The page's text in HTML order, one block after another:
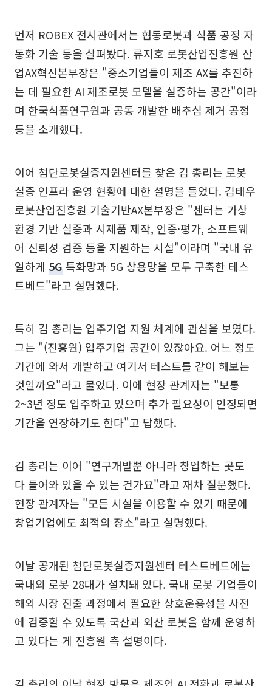
먼저 ROBEX 전시관에서는 협동로봇과 식품 공정 자
동화 기술 등을 살펴봤다. 류지호 로봇산업진흥원 산
업AX혁신본부장은 "중소기업들이 제조 AX를 추진하
는 데 필요한 AI 제조로봇 모델을 실증하는 공간"이라
며 한국식품연구원과 공동 개발한 배추심 제거 공정
등을 소개했다.
이어 첨단로봇실증지원센터를 찾은 김 총리는 로봇
실증 인프라 운영 현황에 대한 설명을 들었다. 김태우
로봇산업진흥원 기술기반AX본부장은 "센터는 가상
환경 기반 실증과 시제품 제작, 인증·평가, 소프트웨
어 신뢰성 검증 등을 지원하는 시설"이라며 "국내 유
일하게 5G 특화망과 5G 상용망을 모두 구축한 테스
트베드"라고 설명했다.
특히 김 총리는 입주기업 지원 체계에 관심을 보였다.
그는 "(진흥원) 입주기업 공간이 있잖아요. 어느 정도
기간에 와서 개발하고 여기서 테스트를 같이 해보는
것일까요"라고 물었다. 이에 현장 관계자는 "보통
2~3년 정도 입주하고 있으며 추가 필요성이 인정되면
기간을 연장하기도 한다"고 답했다.
김 총리는 이어 "연구개발뿐 아니라 창업하는 곳도
다 들어와 있을 수 있는 건가요"라고 재차 질문했다.
현장 관계자는 "모든 시설을 이용할 수 있기 때문에
창업기업에도 최적의 장소"라고 설명했다.
이날 공개된 첨단로봇실증지원센터 테스트베드에는
국내외 로봇 28대가 설치돼 있다. 국내 로봇 기업들이
해외 시장 진출 과정에서 필요한 상호운용성을 사전
에 검증할 수 있도록 국산과 외산 로봇을 함께 운영하
고 있다는 게 진흥원 측 설명이다.